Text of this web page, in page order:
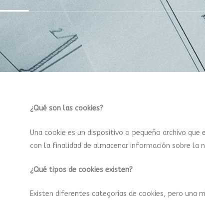
¿Qué son las cookies?
Una cookie es un dispositivo o pequeño archivo
con la finalidad de almacenar información sobre la
¿Qué tipos de cookies existen?
Existen diferentes categorías de cookies, pero una